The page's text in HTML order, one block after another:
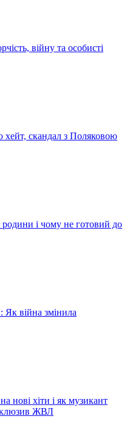
війну та особисті
хейт, скандал з Поляковою
і чому не готовий до
війна змінила
нові хіти і як музикант
ЖВЛ